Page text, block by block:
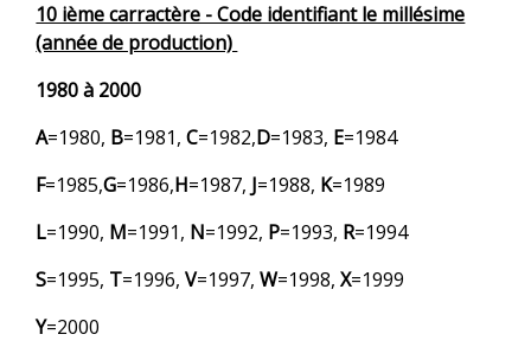
10 ième carractère - Code identifiant le millésime
(année de production)
1980 à 2000
A=1980, B=1981,C=1982,D=1983, E=1984
F=1985,G=1986,H=1987, J=1988, K=1989
L=1990, M=1991, N=1992, P=1993, R=1994
S=1995, T=1996,V=1997,W=1998,X=1999
Y=2000